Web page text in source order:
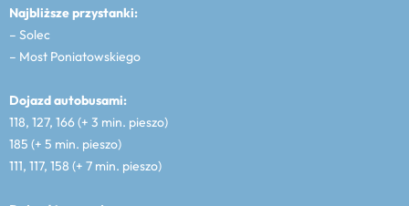
Najbliższe przystanki:
– Solec
– Most Poniatowskiego
Dojazd autobusami:
118, 127, 166 (+ 3 min. pieszo)
185 (+ 5 min. pieszo)
111, 117, 158 (+ 7 min. pieszo)